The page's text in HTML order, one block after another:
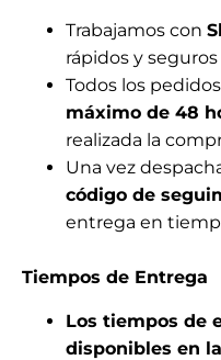
Trabajamos con
rápidos y
Todos los
máximo de 48
realizada la
Una vez
código de
entrega en
Tiempos de Entrega
Los tiempos de
disponibles en